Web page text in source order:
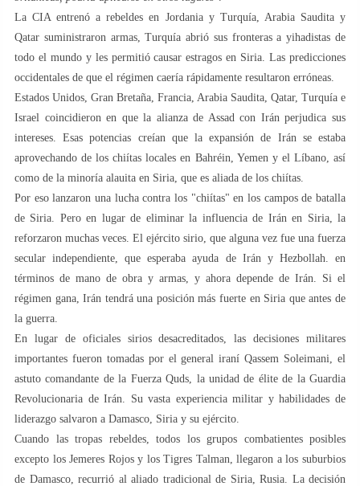
La CIA entrenó a rebeldes en Jordania y Turquía, Arabia Saudita y
Qatar suministraron armas, Turquía abrió sus fronteras a yihadistas de
todo el mundo y les permitió causar estragos en Siria. Las predicciones
occidentales de que el régimen caería rápidamente resultaron erróneas.
Estados Unidos, Gran Bretaña, Francia, Arabia Saudita, Qatar, Turquía e
Israel coincidieron en que la alianza de Assad con Irán perjudica sus
intereses. Esas potencias creían que la expansión de Irán se estaba
aprovechando de los chiítas locales en Bahréin, Yemen y el Líbano, así
como de la minoría alauita en Siria, que es aliada de los chiítas.
Por eso lanzaron una lucha contra los "chiítas" en los campos de batalla
de Siria. Pero en lugar de eliminar la influencia de Irán en Siria, la
reforzaron muchas veces. El ejército sirio, que alguna vez fue una fuerza
secular independiente, que esperaba ayuda de Irán y Hezbollah. en
términos de mano de obra y armas, y ahora depende de Irán. Si el
régimen gana, Irán tendrá una posición más fuerte en Siria que antes de
la guerra.
En lugar de oficiales sirios desacreditados, las decisiones militares
importantes fueron tomadas por el general iraní Qassem Soleimani, el
astuto comandante de la Fuerza Quds, la unidad de élite de la Guardia
Revolucionaria de Irán. Su vasta experiencia militar y habilidades de
liderazgo salvaron a Damasco, Siria y su ejército.
Cuando las tropas rebeldes, todos los grupos combatientes posibles
excepto los Jemeres Rojos y los Tigres Talman, llegaron a los suburbios
de Damasco, recurrió al aliado tradicional de Siria, Rusia. La decisión